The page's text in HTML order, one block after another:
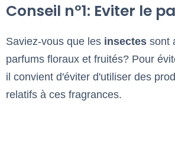
Conseil n°1: Eviter le
Saviez-vous que les insectes sont
parfums floraux et fruités? Pour
il convient d'éviter d'utiliser des
relatifs à ces fragrances.